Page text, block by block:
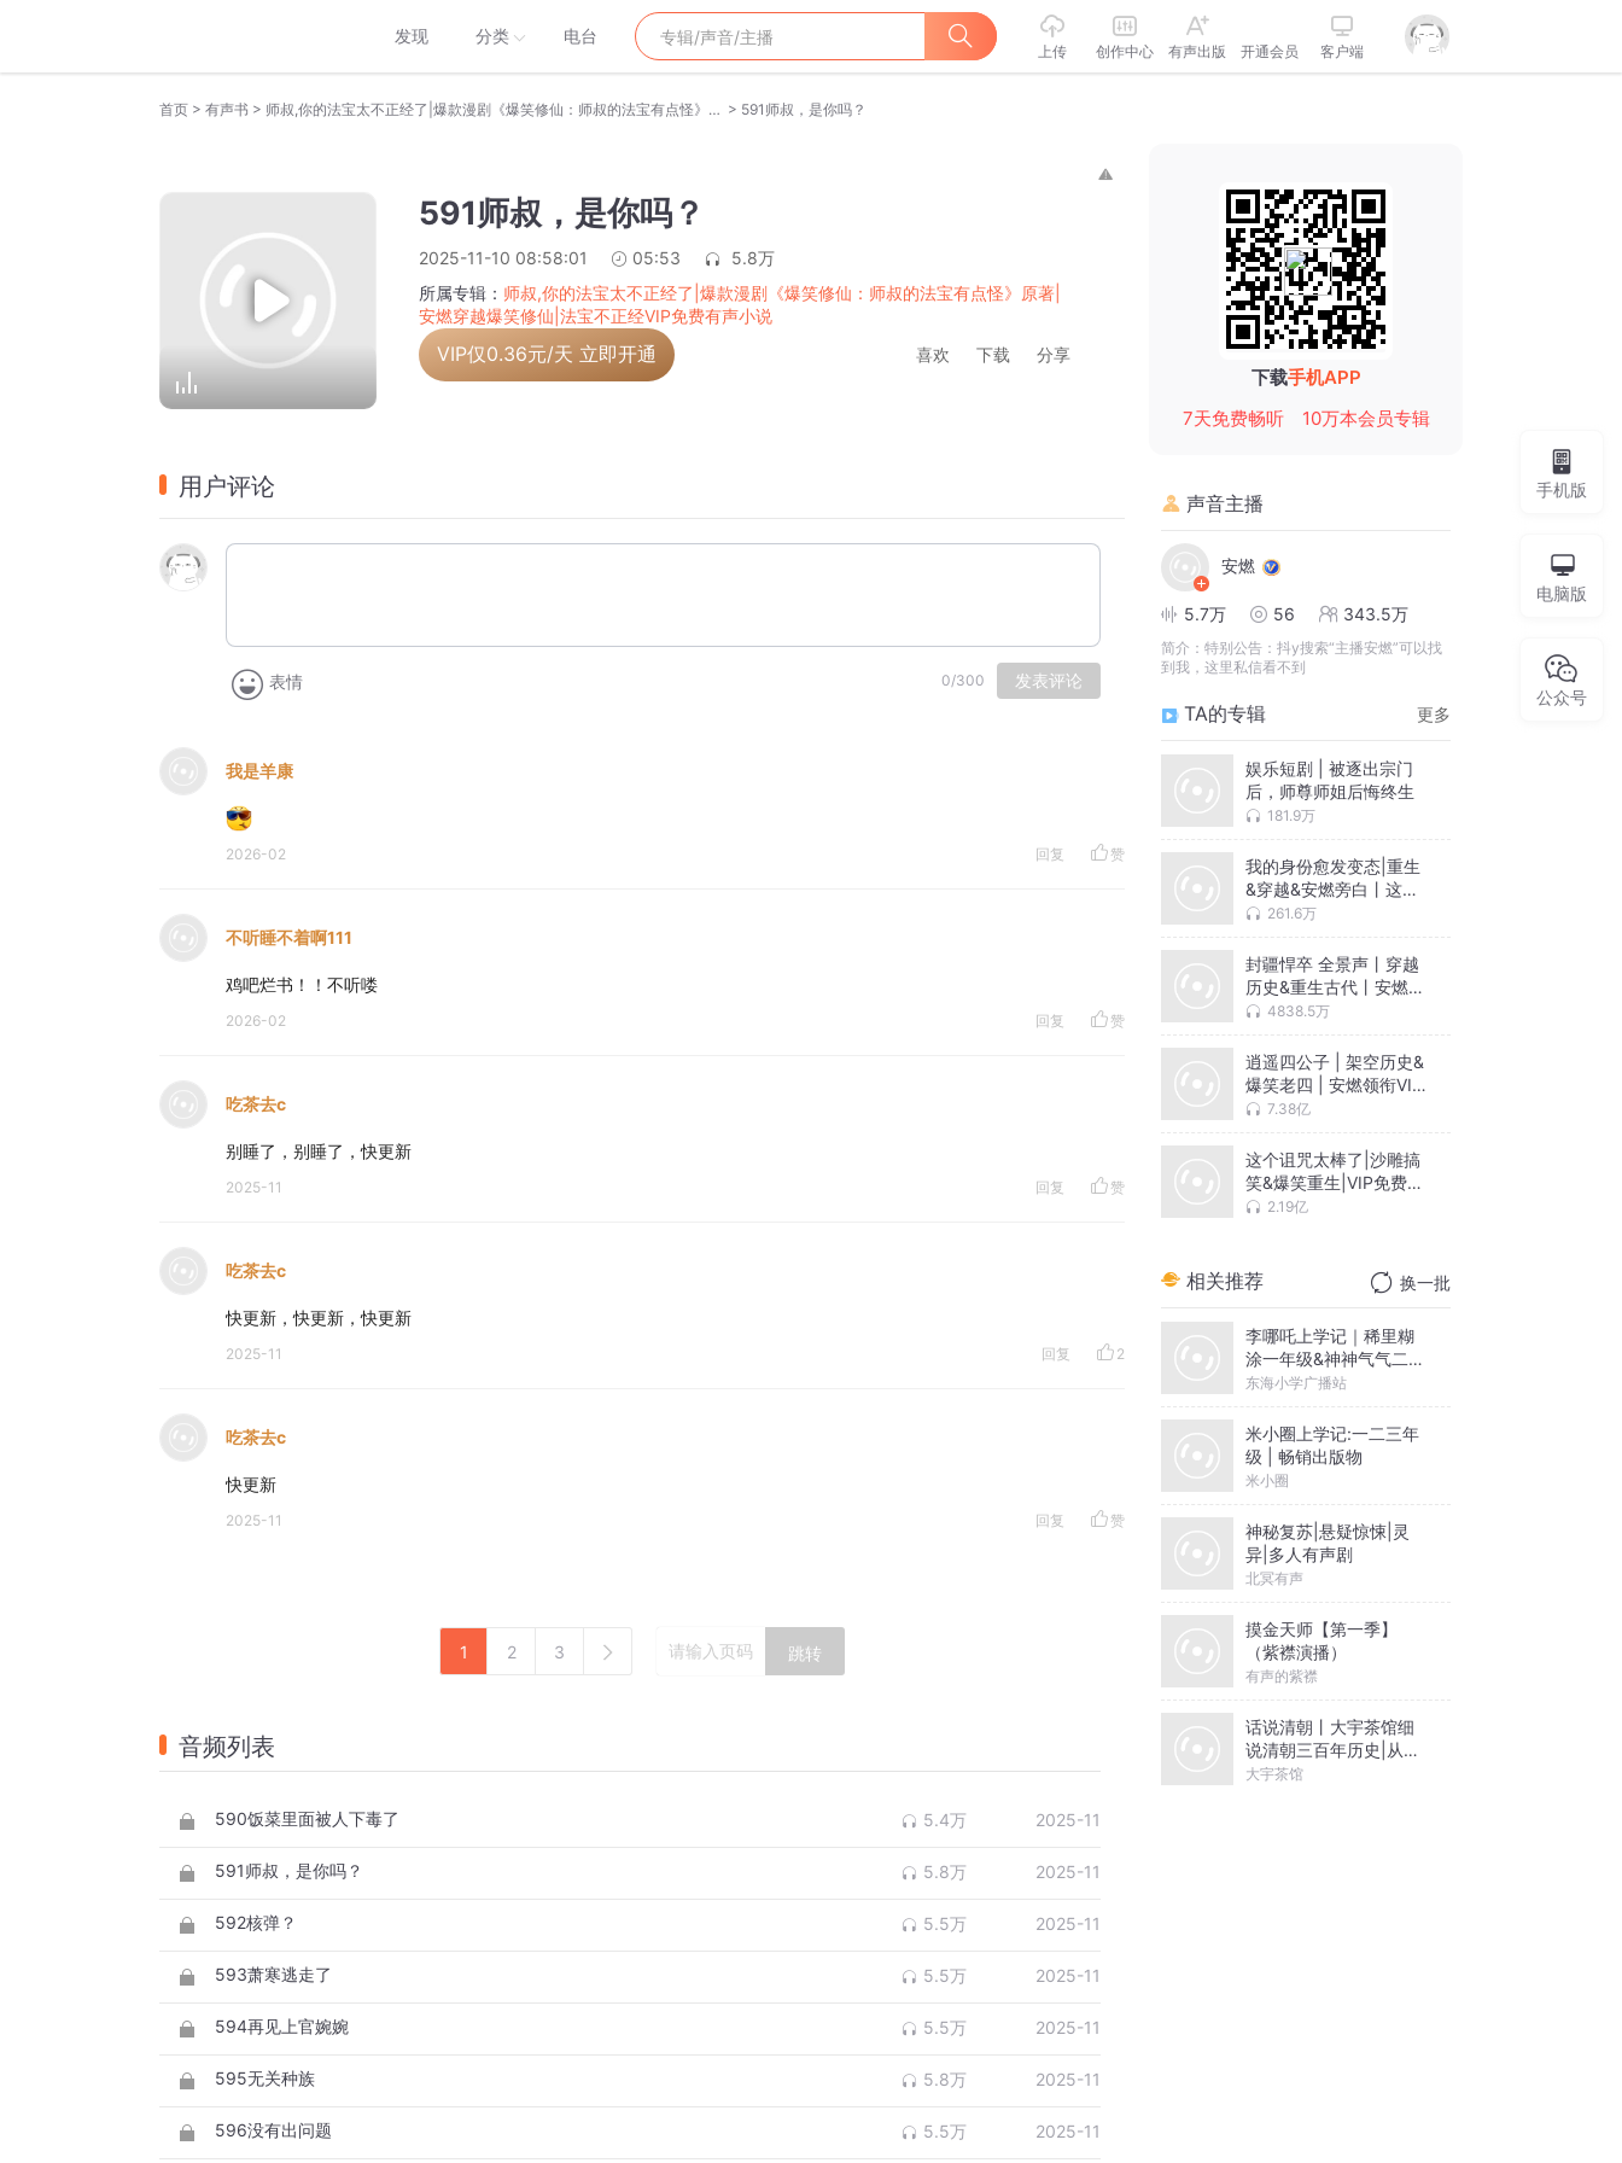
发现 分类 电台
上传 创作中心 有声出版 开通会员 客户端
首页 > 有声书 > 师叔,你的法宝太不正经了|爆款漫剧《爆笑修仙：师叔的法宝有点怪》原著|安燃穿越爆笑修仙|法宝不正经VIP免费有声小说 > 591师叔，是你吗？
591师叔，是你吗？
2025-11-10 08:58:01 05:53
5.8万
所属专辑： 师叔,你的法宝太不正经了|爆款漫剧《爆笑修仙：师叔的法宝有点怪》原著|
安燃穿越爆笑修仙|法宝不正经VIP免费有声小说
VIP仅0.36元/天 立即开通 喜欢 下载 分享
用户评论
表情 0/300 发表评论
我是羊康
2026-02 回复 赞
不听睡不着啊111
鸡吧烂书！！不听喽
2026-02 回复 赞
吃茶去c
别睡了，别睡了，快更新
2025-11 回复 赞
吃茶去c
快更新，快更新，快更新
2025-11 回复 2
吃茶去c
快更新
2025-11 回复 赞
1 2 3 跳转
音频列表
590饭菜里面被人下毒了 5.4万 2025-11
591师叔，是你吗？ 5.8万 2025-11
592核弹？ 5.5万 2025-11
593萧寒逃走了 5.5万 2025-11
594再见上官婉婉 5.5万 2025-11
595无关种族 5.8万 2025-11
596没有出问题 5.5万 2025-11
下载手机APP
7天免费畅听
10万本会员专辑
声音主播
安燃
5.7万 56 343.5万
简介： 特别公告：抖y搜索“主播安燃”可以找
到我，这里私信看不到
TA的专辑 更多
娱乐短剧 | 被逐出宗门
后，师尊师姐后悔终生
181.9万
我的身份愈发变态|重生
&穿越&安燃旁白丨这个
诅咒太棒了姊妹篇丨vip
261.6万
封疆悍卒 全景声丨穿越
历史&重生古代丨安燃旁
白搞笑开局丨多人有声
4838.5万
逍遥四公子 | 架空历史&
爆笑老四 | 安燃领衔VIP
免费穿越有声小说逍遥
7.38亿
这个诅咒太棒了|沙雕搞
笑&爆笑重生|VIP免费有
声小说
2.19亿
相关推荐 换一批
李哪吒上学记｜稀里糊
涂一年级&神神气气二年
级
东海小学广播站
米小圈上学记:一二三年
级 | 畅销出版物
米小圈
神秘复苏|悬疑惊悚|灵
异|多人有声剧
北冥有声
摸金天师【第一季】
（紫襟演播）
有声的紫襟
话说清朝丨大宇茶馆细
说清朝三百年历史|从努
尔哈赤到末代皇帝溥仪|
大宇茶馆
手机版
电脑版
公众号